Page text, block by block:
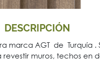
DESCRIPCIÓN
marca AGT de Turquía .
revestir muros, techos en